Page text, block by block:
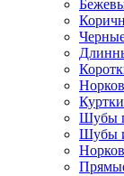
Шубы
Шубы